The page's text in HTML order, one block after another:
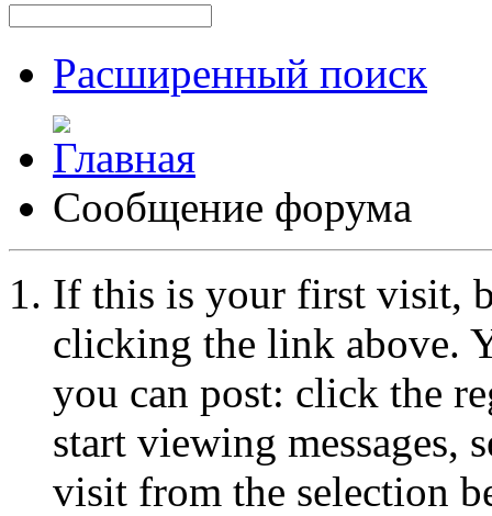
Расширенный поиск
Сообщение форума
If this is your first visit,
clicking the link above.
you can post: click the
start viewing messages,
visit from the selection